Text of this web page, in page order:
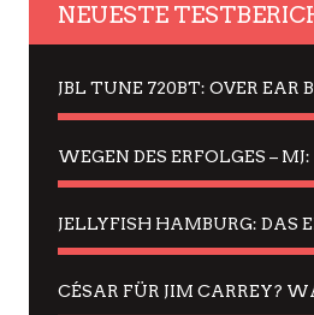
NEUESTE